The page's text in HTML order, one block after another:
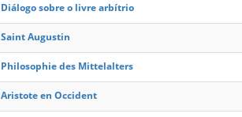
Diálogo sobre o livre arbítrio
Saint Augustin
Philosophie des Mittelalters
Aristote en Occident